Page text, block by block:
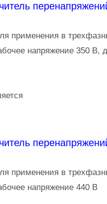
применения в
напряжение 350 В,
применения в
напряжение 440 В